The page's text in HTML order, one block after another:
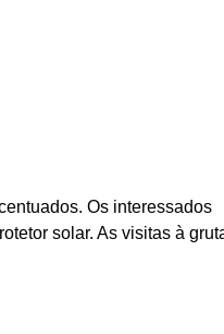
Os interessados
solar. As visitas à